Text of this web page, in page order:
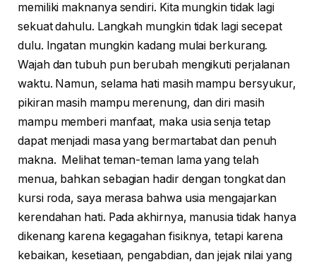
memiliki maknanya sendiri. Kita mungkin tidak lagi
sekuat dahulu. Langkah mungkin tidak lagi secepat
dulu. Ingatan mungkin kadang mulai berkurang.
Wajah dan tubuh pun berubah mengikuti perjalanan
waktu. Namun, selama hati masih mampu bersyukur,
pikiran masih mampu merenung, dan diri masih
mampu memberi manfaat, maka usia senja tetap
dapat menjadi masa yang bermartabat dan penuh
makna. Melihat teman-teman lama yang telah
menua, bahkan sebagian hadir dengan tongkat dan
kursi roda, saya merasa bahwa usia mengajarkan
kerendahan hati. Pada akhirnya, manusia tidak hanya
dikenang karena kegagahan fisiknya, tetapi karena
kebaikan, kesetiaan, pengabdian, dan jejak nilai yang